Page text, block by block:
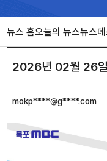
뉴스 홈오늘의 뉴스뉴스
2026년 02월 26일
mokp****@g****.com